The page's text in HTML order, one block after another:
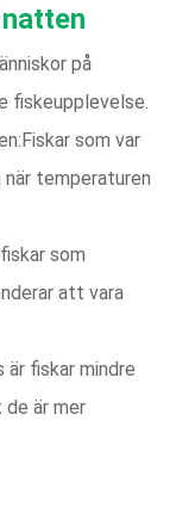
på
fiskeupplevelse.
som var
temperaturen
som
att vara
är fiskar mindre
är mer